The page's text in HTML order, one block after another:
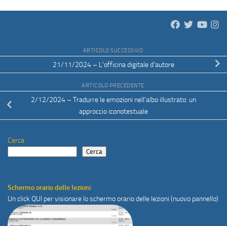
ARTICOLO SUCCESSIVO
21/11/2024 – L’officina digitale d’autore
ARTICOLO PRECEDENTE
2/12/2024 – Tradurre le emozioni nell’albo illustrato: un
approccio iconotestuale
Cerca
Cerca
Schermo orario delle lezioni
Un click QUI per visionare lo schermo orario delle lezioni (nuovo pannello)